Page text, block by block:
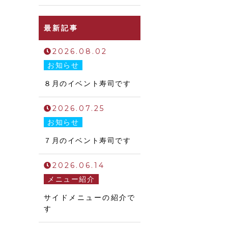
最新記事
2026.08.02
お知らせ
８月のイベント寿司です
2026.07.25
お知らせ
７月のイベント寿司です
2026.06.14
メニュー紹介
サイドメニューの紹介で
す